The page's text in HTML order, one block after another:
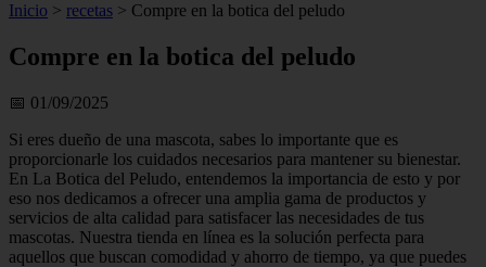
Inicio > recetas > Compre en la botica del peludo
Compre en la botica del peludo
📅 01/09/2025
Si eres dueño de una mascota, sabes lo importante que es
proporcionarle los cuidados necesarios para mantener su bienestar.
En La Botica del Peludo, entendemos la importancia de esto y por
eso nos dedicamos a ofrecer una amplia gama de productos y
servicios de alta calidad para satisfacer las necesidades de tus
mascotas. Nuestra tienda en línea es la solución perfecta para
aquellos que buscan comodidad y ahorro de tiempo, ya que puedes